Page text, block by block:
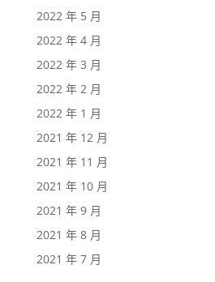
2022 年 5 月
2022 年 4 月
2022 年 3 月
2022 年 2 月
2022 年 1 月
2021 年 12 月
2021 年 11 月
2021 年 10 月
2021 年 9 月
2021 年 8 月
2021 年 7 月